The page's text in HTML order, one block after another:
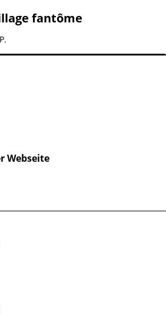
fantôme
Webseite